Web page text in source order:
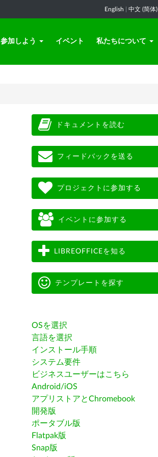
English 中文 (简体)
参加しよう イベント 私たちについて
ドキュメントを読む
フィードバックを送る
プロジェクトに参加する
イベントに参加する
LIBREOFFICEを知る
テンプレートを探す
OSを選択
言語を選択
インストール手順
システム要件
ビジネスユーザーはこちら
Android/iOS
アプリストアとChromebook
開発版
ポータブル版
Flatpak版
Snap版